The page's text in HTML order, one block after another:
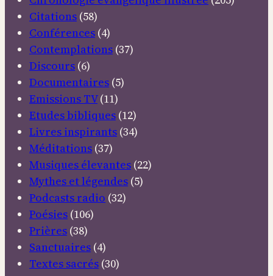
Citations (58)
Conférences (4)
Contemplations (37)
Discours (6)
Documentaires (5)
Emissions TV(11)
Etudes bibliques (12)
Livres inspirants (34)
Méditations (37)
Musiques élevantes (22)
Mythes et légendes (5)
Podcasts radio (32)
Poésies (106)
Prières (38)
Sanctuaires (4)
Textes sacrés (30)